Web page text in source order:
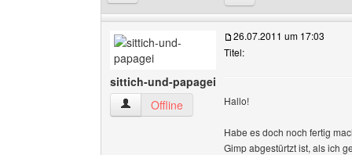
sittich-und-papagei
sittich-und-papagei Benutzer-Profile anzeigen
Offline
26.07.2011 um 17:03
Titel:
Hallo!
Habe es doch noch fertig
Gimp abgestürtzt ist, als ich